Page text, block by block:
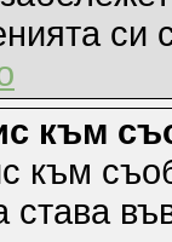
си
към
към
става